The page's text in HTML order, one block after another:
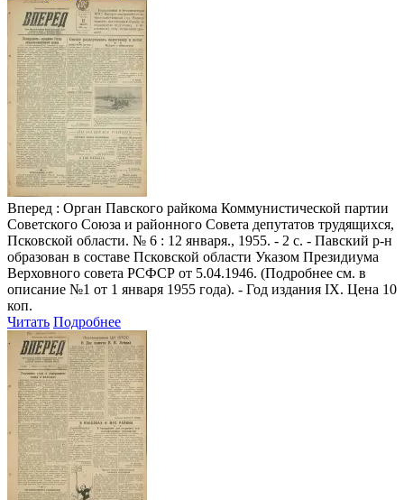
Вперед : Орган Павского райкома Коммунистической партии
Советского Союза и районного Совета депутатов трудящихся,
Псковской области. № 6 : 12 января., 1955. - 2 с. - Павский р-н
образован в составе Псковской области Указом Президиума
Верховного совета РСФСР от 5.04.1946. (Подробнее см. в
описание №1 от 1 января 1955 года). - Год издания IX. Цена 10
коп.
Читать Подробнее